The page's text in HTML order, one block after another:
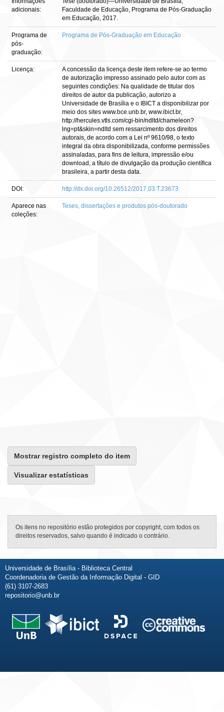
adicionais:
Faculdade de Educação, Programa de Pós-Graduação
em Educação, 2017.
Programa de
pós-
graduação:
Programa de Pós-Graduação em Educação
Licença:
A concessão da licença deste item refere-se ao termo
de autorização impresso assinado pelo autor com as
seguintes condições: Na qualidade de titular dos
direitos de autor da publicação, autorizo a
Universidade de Brasília e o IBICT a disponibilizar por
meio dos sites www.bce.unb.br, www.ibict.br,
http://hercules.vtls.com/cgi-bin/ndltd/chameleon?
lng=pt&skin=ndltd sem ressarcimento dos direitos
autorais, de acordo com a Lei nº 9610/98, o texto
integral da obra disponibilizada, conforme permissões
assinaladas, para fins de leitura, impressão e/ou
download, a título de divulgação da produção científica
brasileira, a partir desta data.
DOI: http://dx.doi.org/10.26512/2017.03.T.23673
Aparece nas
coleções:
Teses, dissertações e produtos pós-doutorado
Mostrar registro completo do item
Visualizar estatísticas
Os itens no repositório estão protegidos por copyright, com todos os
direitos reservados, salvo quando é indicado o contrário.
Universidade de Brasília - Biblioteca Central
Coordenadoria de Gestão da Informação Digital - GID
(61) 3107-2683
repositorio@unb.br